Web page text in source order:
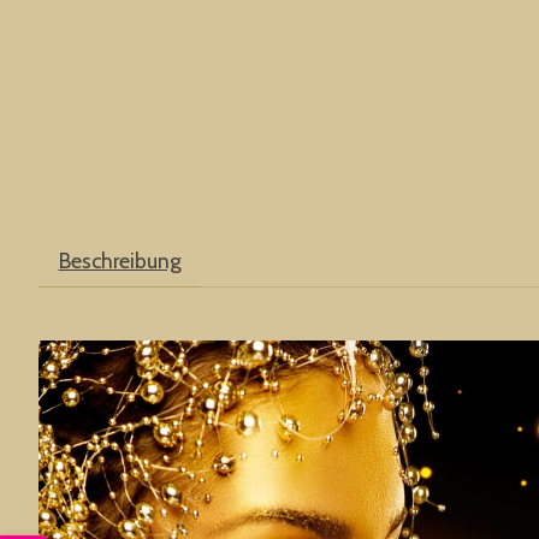
Beschreibung